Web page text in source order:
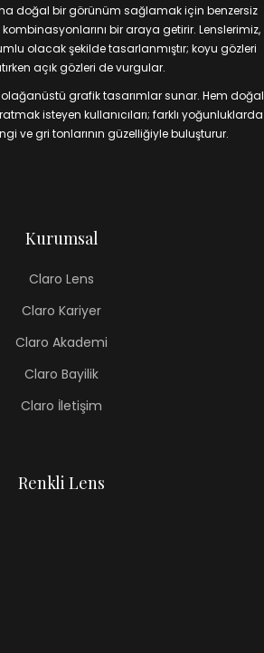
doğal bir görünüm sağlamak için benzersiz
kombinasyonlarını bir araya getirir. Lenslerimiz,
olacak şekilde tasarlanmıştır; koyu gözleri
açık gözleri de vurgular.
olağanüstü grafik tasarımlar sunar. Hem doğal
isteyen kullanıcıları; farklı yoğunluklarda
ve gri tonlarının güzelliğiyle buluşturur.
Kurumsal
Claro Lens
Claro Kariyer
Claro Akademi
Claro Bayilik
Claro İletişim
Renkli Lens